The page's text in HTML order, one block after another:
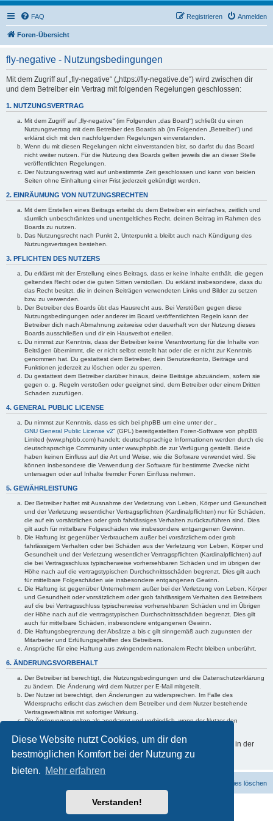
Diese Website nutzt Cookies, um dir den
bestmöglichen Komfort bei der Nutzung zu
bieten. Mehr erfahren
Verstanden!
FAQ Anmelden
Registrieren
Foren-Übersicht
fly-negative - Nutzungsbedingungen
Mit dem Zugriff auf „fly-negative“ („https://fly-negative.de“) wird zwischen dir
und dem Betreiber ein Vertrag mit folgenden Regelungen geschlossen:
1. NUTZUNGSVERTRAG
Mit dem Zugriff auf „fly-negative“ (im Folgenden „das Board“) schließt du einen
Nutzungsvertrag mit dem Betreiber des Boards ab (im Folgenden „Betreiber“) und
erklärst dich mit den nachfolgenden Regelungen einverstanden.
Wenn du mit diesen Regelungen nicht einverstanden bist, so darfst du das Board
nicht weiter nutzen. Für die Nutzung des Boards gelten jeweils die an dieser Stelle
veröffentlichten Regelungen.
Der Nutzungsvertrag wird auf unbestimmte Zeit geschlossen und kann von beiden
Seiten ohne Einhaltung einer Frist jederzeit gekündigt werden.
2. EINRÄUMUNG VON NUTZUNGSRECHTEN
Mit dem Erstellen eines Beitrags erteilst du dem Betreiber ein einfaches, zeitlich und
räumlich unbeschränktes und unentgeltliches Recht, deinen Beitrag im Rahmen des
Boards zu nutzen.
Das Nutzungsrecht nach Punkt 2, Unterpunkt a bleibt auch nach Kündigung des
Nutzungsvertrages bestehen.
3. PFLICHTEN DES NUTZERS
Du erklärst mit der Erstellung eines Beitrags, dass er keine Inhalte enthält, die gegen
geltendes Recht oder die guten Sitten verstoßen. Du erklärst insbesondere, dass du
das Recht besitzt, die in deinen Beiträgen verwendeten Links und Bilder zu setzen
bzw. zu verwenden.
Der Betreiber des Boards übt das Hausrecht aus. Bei Verstößen gegen diese
Nutzungsbedingungen oder anderer im Board veröffentlichten Regeln kann der
Betreiber dich nach Abmahnung zeitweise oder dauerhaft von der Nutzung dieses
Boards ausschließen und dir ein Hausverbot erteilen.
Du nimmst zur Kenntnis, dass der Betreiber keine Verantwortung für die Inhalte von
Beiträgen übernimmt, die er nicht selbst erstellt hat oder die er nicht zur Kenntnis
genommen hat. Du gestattest dem Betreiber, dein Benutzerkonto, Beiträge und
Funktionen jederzeit zu löschen oder zu sperren.
Du gestattest dem Betreiber darüber hinaus, deine Beiträge abzuändern, sofern sie
gegen o. g. Regeln verstoßen oder geeignet sind, dem Betreiber oder einem Dritten
Schaden zuzufügen.
4. GENERAL PUBLIC LICENSE
Du nimmst zur Kenntnis, dass es sich bei phpBB um eine unter der „
GNU General Public License v2“ (GPL) bereitgestellten Foren-Software von phpBB
Limited (www.phpbb.com) handelt; deutschsprachige Informationen werden durch die
deutschsprachige Community unter www.phpbb.de zur Verfügung gestellt. Beide
haben keinen Einfluss auf die Art und Weise, wie die Software verwendet wird. Sie
können insbesondere die Verwendung der Software für bestimmte Zwecke nicht
untersagen oder auf Inhalte fremder Foren Einfluss nehmen.
5. GEWÄHRLEISTUNG
Der Betreiber haftet mit Ausnahme der Verletzung von Leben, Körper und Gesundheit
und der Verletzung wesentlicher Vertragspflichten (Kardinalpflichten) nur für Schäden,
die auf ein vorsätzliches oder grob fahrlässiges Verhalten zurückzuführen sind. Dies
gilt auch für mittelbare Folgeschäden wie insbesondere entgangenen Gewinn.
Die Haftung ist gegenüber Verbrauchern außer bei vorsätzlichem oder grob
fahrlässigem Verhalten oder bei Schäden aus der Verletzung von Leben, Körper und
Gesundheit und der Verletzung wesentlicher Vertragspflichten (Kardinalpflichten) auf
die bei Vertragsschluss typischerweise vorhersehbaren Schäden und im übrigen der
Höhe nach auf die vertragstypischen Durchschnittsschäden begrenzt. Dies gilt auch
für mittelbare Folgeschäden wie insbesondere entgangenen Gewinn.
Die Haftung ist gegenüber Unternehmern außer bei der Verletzung von Leben, Körper
und Gesundheit oder vorsätzlichem oder grob fahrlässigem Verhalten des Betreibers
auf die bei Vertragsschluss typischerweise vorhersehbaren Schäden und im Übrigen
der Höhe nach auf die vertragstypischen Durchschnittsschäden begrenzt. Dies gilt
auch für mittelbare Schäden, insbesondere entgangenen Gewinn.
Die Haftungsbegrenzung der Absätze a bis c gilt sinngemäß auch zugunsten der
Mitarbeiter und Erfüllungsgehilfen des Betreibers.
Ansprüche für eine Haftung aus zwingendem nationalem Recht bleiben unberührt.
6. ÄNDERUNGSVORBEHALT
Der Betreiber ist berechtigt, die Nutzungsbedingungen und die Datenschutzerklärung
zu ändern. Die Änderung wird dem Nutzer per E-Mail mitgeteilt.
Der Nutzer ist berechtigt, den Änderungen zu widersprechen. Im Falle des
Widerspruchs erlischt das zwischen dem Betreiber und dem Nutzer bestehende
Vertragsverhältnis mit sofortiger Wirkung.
Die Änderungen gelten als anerkannt und verbindlich, wenn der Nutzer den
Informationen über den Umgang mit deinen persönlichen Daten sind in der
Datenschutzerklärung enthalten.
Alle Cookies löschen
Powered byphpBB® Forum Software © phpBB Limited
Deutsche Übersetzung durchphpBB.de